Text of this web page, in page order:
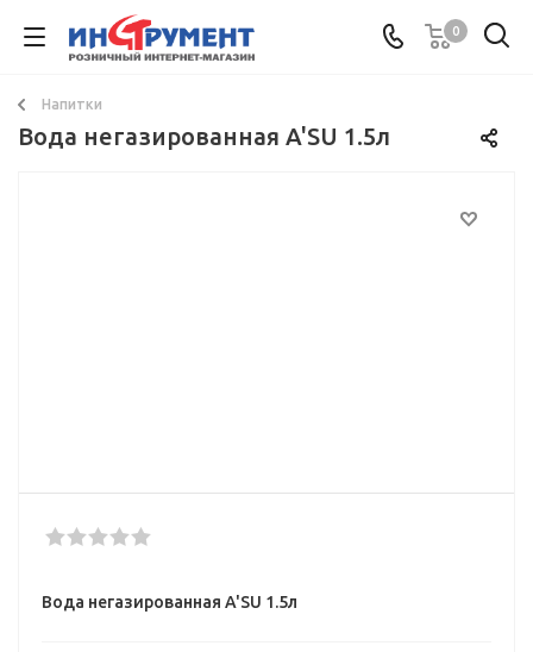
0
Напитки
Вода негазированная A'SU 1.5л
Вода негазированная A'SU 1.5л